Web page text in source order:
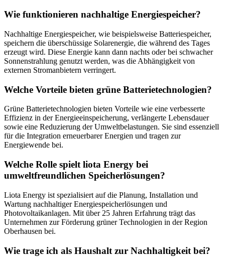
Wie funktionieren nachhaltige Energiespeicher?
Nachhaltige Energiespeicher, wie beispielsweise Batteriespeicher,
speichern die überschüssige Solarenergie, die während des Tages
erzeugt wird. Diese Energie kann dann nachts oder bei schwacher
Sonnenstrahlung genutzt werden, was die Abhängigkeit von
externen Stromanbietern verringert.
Welche Vorteile bieten grüne Batterietechnologien?
Grüne Batterietechnologien bieten Vorteile wie eine verbesserte
Effizienz in der Energieeinspeicherung, verlängerte Lebensdauer
sowie eine Reduzierung der Umweltbelastungen. Sie sind essenziell
für die Integration erneuerbarer Energien und tragen zur
Energiewende bei.
Welche Rolle spielt liota Energy bei
umweltfreundlichen Speicherlösungen?
Liota Energy ist spezialisiert auf die Planung, Installation und
Wartung nachhaltiger Energiespeicherlösungen und
Photovoltaikanlagen. Mit über 25 Jahren Erfahrung trägt das
Unternehmen zur Förderung grüner Technologien in der Region
Oberhausen bei.
Wie trage ich als Haushalt zur Nachhaltigkeit bei?